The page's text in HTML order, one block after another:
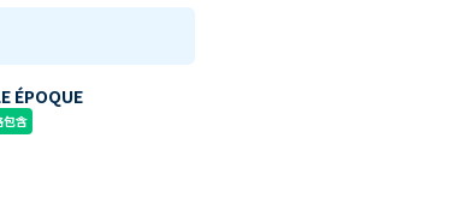
ÉPOQUE
包含